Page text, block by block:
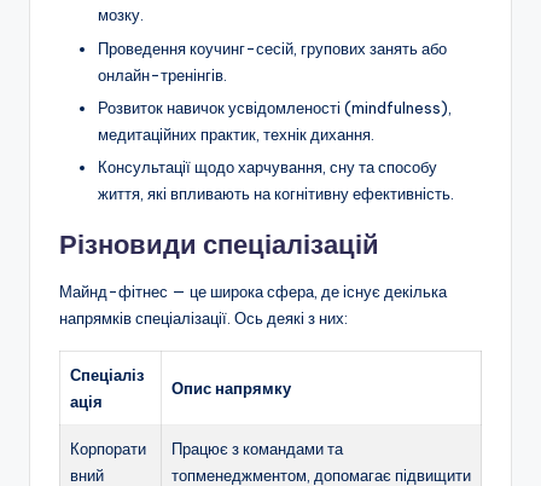
мозку.
Проведення коучинг-сесій, групових занять або
онлайн-тренінгів.
Розвиток навичок усвідомленості (mindfulness),
медитаційних практик, технік дихання.
Консультації щодо харчування, сну та способу
життя, які впливають на когнітивну ефективність.
Різновиди спеціалізацій
Майнд-фітнес — це широка сфера, де існує декілька
напрямків спеціалізації. Ось деякі з них:
Спеціаліз
ація
Опис напрямку
Корпорати
вний
Працює з командами та
топменеджментом, допомагає підвищити